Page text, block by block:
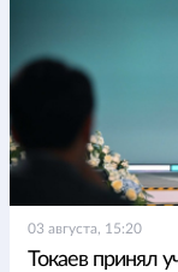
03 августа, 15:20
Токаев принял